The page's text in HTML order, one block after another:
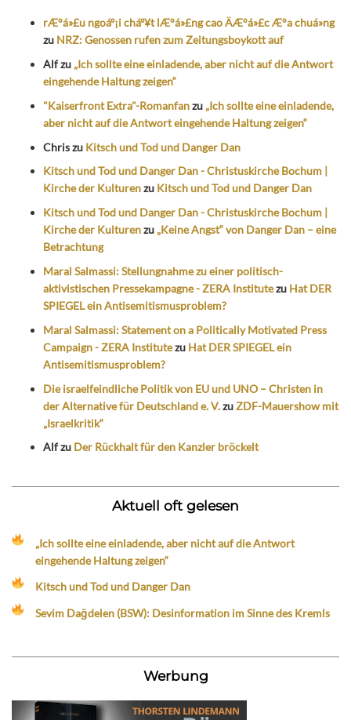
rÆ°á»£u ngoáº¡i cháº¥t lÆ°á»£ng cao ÄÆ°á»£c Æ°a chuá»ng
zu NRZ: Genossen rufen zum Zeitungsboykott auf
Alfzu „Ich sollte eine einladende, aber nicht auf die Antwort
eingehende Haltung zeigen“
"Kaiserfront Extra"-Romanfanzu „Ich sollte eine einladende,
aber nicht auf die Antwort eingehende Haltung zeigen“
Chriszu Kitsch und Tod und Danger Dan
Kitsch und Tod und Danger Dan - Christuskirche Bochum |
Kirche der Kulturenzu Kitsch und Tod und Danger Dan
Kitsch und Tod und Danger Dan - Christuskirche Bochum |
Kirche der Kulturenzu „Keine Angst“ von Danger Dan – eine
Betrachtung
Maral Salmassi: Stellungnahme zu einer politisch-
aktivistischen Pressekampagne - ZERA Institutezu Hat DER
SPIEGEL ein Antisemitismusproblem?
Maral Salmassi: Statement on a Politically Motivated Press
Campaign - ZERA Institutezu Hat DER SPIEGEL ein
Antisemitismusproblem?
Die israelfeindliche Politik von EU und UNO – Christen in
der Alternative für Deutschland e. V.zuZDF-Mauershow mit
„Israelkritik“
Alfzu Der Rückhalt für den Kanzler bröckelt
Aktuell oft gelesen
„Ich sollte eine einladende, aber nicht auf die Antwort
eingehende Haltung zeigen“
Kitsch und Tod und Danger Dan
Sevim Dağdelen (BSW): Desinformation im Sinne des Kremls
Werbung